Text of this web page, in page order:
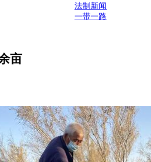
法制新闻
一带一路
亩